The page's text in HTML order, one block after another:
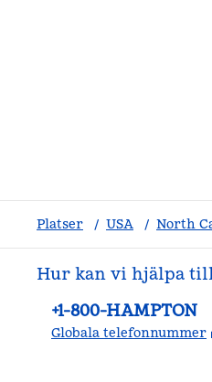
Platser / USA / North
Hur kan vi hjälpa
Telefon:
+1-800-HAMPTON
Globala telefonnummer